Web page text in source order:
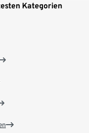
Kategorien